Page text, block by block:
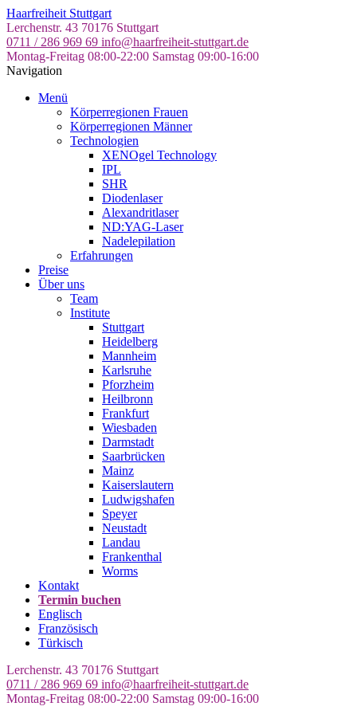
Skip
to
the
content
Haarfreiheit Stuttgart
Lerchenstr. 43 70176 Stuttgart
0711 / 286 969 69 info@haarfreiheit-stuttgart.de
Montag-Freitag 08:00-22:00 Samstag 09:00-16:00
Navigation
Menü
Körperregionen Frauen
Körperregionen Männer
Technologien
XENOgel Technology
IPL
SHR
Diodenlaser
Alexandritlaser
ND:YAG-Laser
Nadelepilation
Erfahrungen
Preise
Über uns
Team
Institute
Stuttgart
Heidelberg
Mannheim
Karlsruhe
Pforzheim
Heilbronn
Frankfurt
Wiesbaden
Darmstadt
Saarbrücken
Mainz
Kaiserslautern
Ludwigshafen
Speyer
Neustadt
Landau
Frankenthal
Worms
Kontakt
Termin buchen
Englisch
Französisch
Türkisch
Lerchenstr. 43 70176 Stuttgart
0711 / 286 969 69 info@haarfreiheit-stuttgart.de
Montag-Freitag 08:00-22:00 Samstag 09:00-16:00